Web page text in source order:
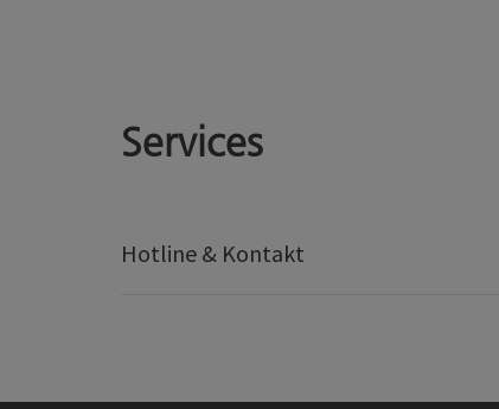
Services
Hotline & Kontakt